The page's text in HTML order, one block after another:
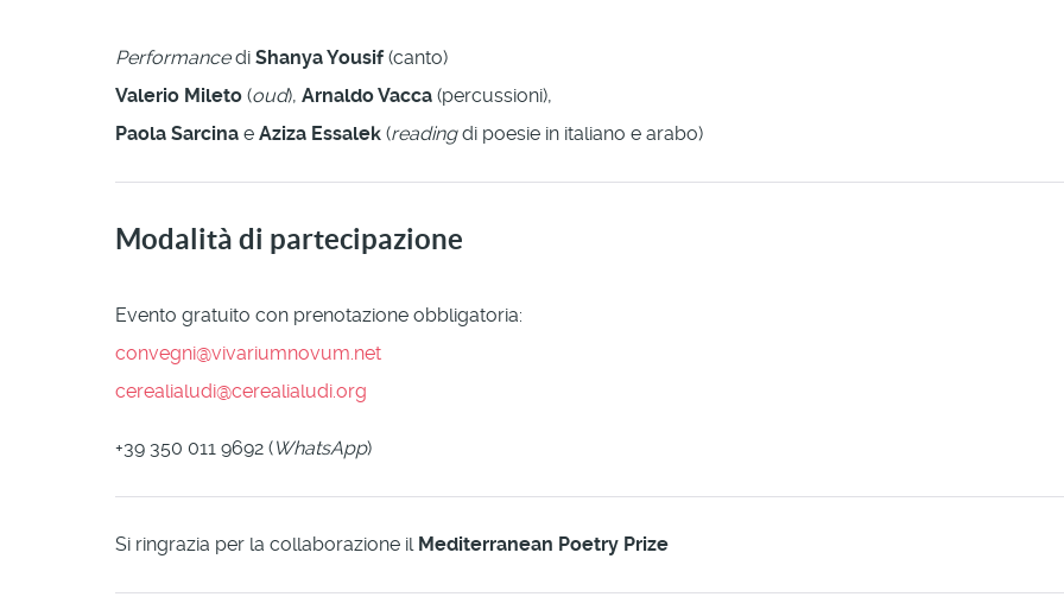
Performancedi Shanya Yousif(canto)
Valerio Mileto (oud), Arnaldo Vacca (percussioni),
Paola Sarcina e Aziza Essalek (readingdi poesie in italiano e arabo)
Modalità di partecipazione
Evento gratuito con prenotazione obbligatoria:
convegni@vivariumnovum.net
cerealialudi@cerealialudi.org
+39 350 011 9692 (WhatsApp)
Si ringrazia per la collaborazione il Mediterranean Poetry Prize